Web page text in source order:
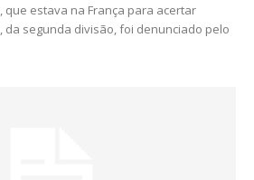
que estava na França para acertar
da segunda divisão, foi denunciado pelo